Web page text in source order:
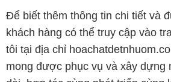
Để biết thêm thông tin chi tiết và
khách hàng có thể truy cập vào
tôi tại địa chỉ
mong được phục vụ và xây dựng